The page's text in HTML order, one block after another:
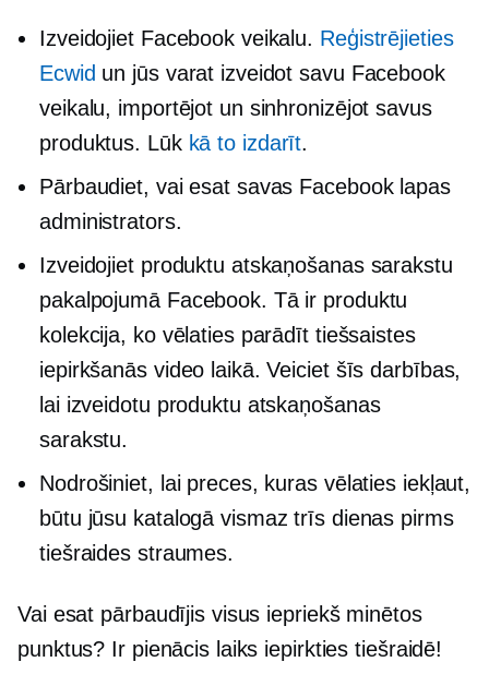
Izveidojiet Facebook veikalu. Reģistrējieties
Ecwid un jūs varat izveidot savu Facebook
veikalu, importējot un sinhronizējot savus
produktus. Lūk kā to izdarīt.
Pārbaudiet, vai esat savas Facebook lapas
administrators.
Izveidojiet produktu atskaņošanas sarakstu
pakalpojumā Facebook. Tā ir produktu
kolekcija, ko vēlaties parādīt tiešsaistes
iepirkšanās video laikā. Veiciet šīs darbības,
lai izveidotu produktu atskaņošanas
sarakstu.
Nodrošiniet, lai preces, kuras vēlaties iekļaut,
būtu jūsu katalogā vismaz trīs dienas pirms
tiešraides straumes.
Vai esat pārbaudījis visus iepriekš minētos
punktus? Ir pienācis laiks iepirkties tiešraidē!